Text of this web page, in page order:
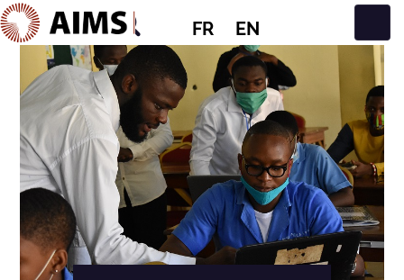
FR EN
Navigation principale